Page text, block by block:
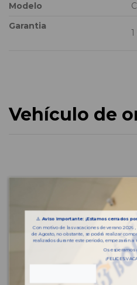
Modelo
Garantia
Vehículo de
⚠️ Aviso importante: ¡Estamos cerrados
Con motivo de las vacaciones de verano 2026
de Agosto, no obstante, se podrá realizar
realizados durante este periodo, empezarán a
Os esperamos
¡FELICES